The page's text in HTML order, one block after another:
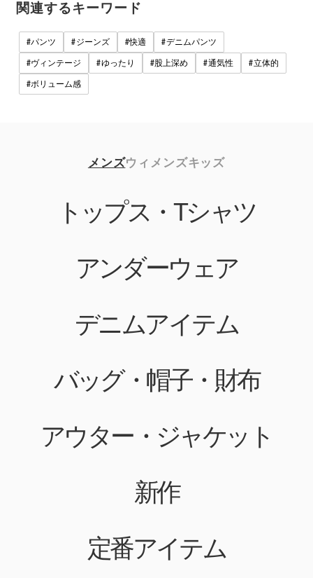
関連するキーワード
#パンツ #ジーンズ #快適 #デニムパンツ
#ヴィンテージ #ゆったり #股上深め #通気性 #立体的
#ボリューム感
メンズ
トップス・Tシャツ
アンダーウェア
デニムアイテム
バッグ・帽子・財布
アウター・ジャケット
新作
定番アイテム
ウィメンズキッズ